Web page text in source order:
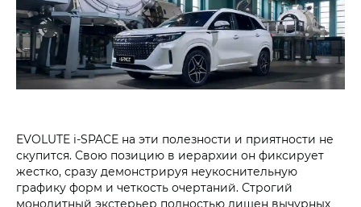
EVOLUTE i‑SPACE на эти полезности и приятности не
скупится. Свою позицию в иерархии он фиксирует
жестко, сразу демонстрируя неукоснительную
графику форм и четкость очертаний. Строгий
монолитный экстерьер полностью лишен вычурных